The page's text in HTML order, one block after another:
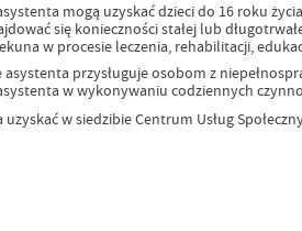
mogą uzyskać dzieci do 16 roku
się konieczności stałej lub
w procesie leczenia, rehabilitacji,
asystenta przysługuje osobom z
w wykonywaniu codziennych
w siedzibie Centrum Usług